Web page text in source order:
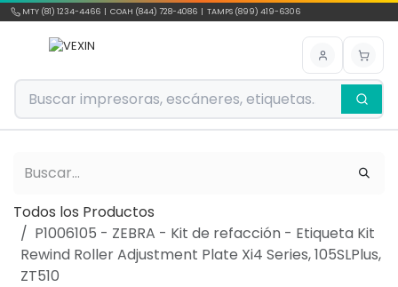
Ir al contenido
MTY (81) 1234-4466 | COAH (844) 728-4086 | TAMPS (899) 419-6306
Todos los Productos
P1006105 - ZEBRA - Kit de refacción - Etiqueta Kit
Rewind Roller Adjustment Plate Xi4 Series, 105SLPlus,
ZT510